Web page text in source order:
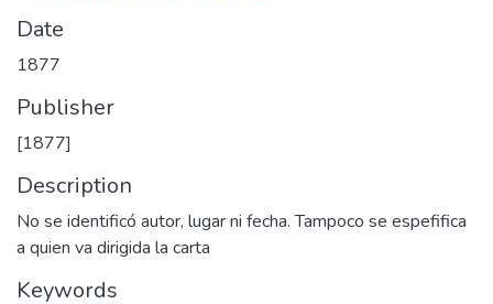
Date
1877
Publisher
[1877]
Description
No se identificó autor, lugar ni fecha. Tampoco se espefifica
a quien va dirigida la carta
Keywords